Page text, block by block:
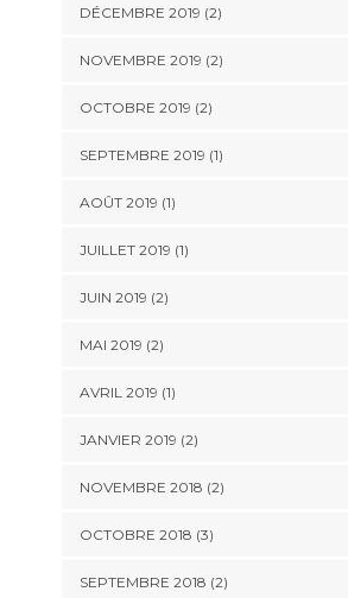
DÉCEMBRE 2019 (2)
NOVEMBRE 2019 (2)
OCTOBRE 2019 (2)
SEPTEMBRE 2019 (1)
AOÛT 2019 (1)
JUILLET 2019 (1)
JUIN 2019 (2)
MAI 2019 (2)
AVRIL 2019 (1)
JANVIER 2019 (2)
NOVEMBRE 2018 (2)
OCTOBRE 2018 (3)
SEPTEMBRE 2018 (2)